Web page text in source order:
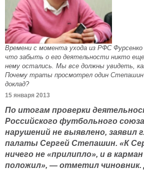
Времени с момента ухода из РФС
что забыть о его деятельности никто
нему остались. Мы все должны увидеть,
Почему траты просмотрел один Степашин
доклад?
15 января 2013
По итогам проверки
Российского футбольного
нарушений не выявлено, заявил
палаты Сергей Степашин. «К
ничего не «прилипло», и в
положил», — отметил чиновник.